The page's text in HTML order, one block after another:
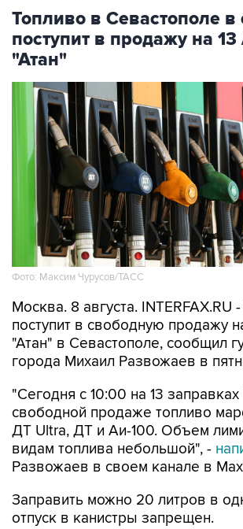
Топливо в Севастополе в
поступит в продажу на
"Атан"
Фото: Максим Чурусов/ТАСС
Москва. 8 августа. INTERFAX.RU
поступит в свободную продажу
"Атан" в Севастополе, сообщил
города Михаил Развожаев в
"Сегодня с 10:00 на 13 заправках
свободной продаже топливо
ДТ Ultra, ДТ и Аи-100. Объем
видам топлива небольшой", -
Развожаев в своем канале в
Заправить можно 20 литров в
отпуск в канистры запрещен.